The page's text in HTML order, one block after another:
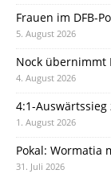
Frauen im DFB-
5. August 2026
Nock übernimmt
4. August 2026
4:1-
1. August 2026
Pokal: Wormatia
31. Juli 2026